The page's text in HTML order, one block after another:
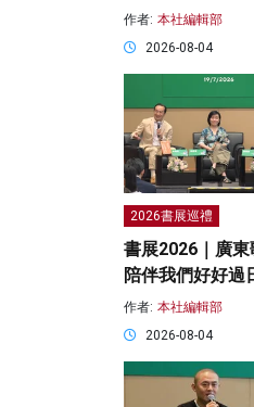
作者: 本社編輯部
2026-08-04
2026書展巡禮
書展2026｜廣東
陪伴我們好好過
作者: 本社編輯部
2026-08-04